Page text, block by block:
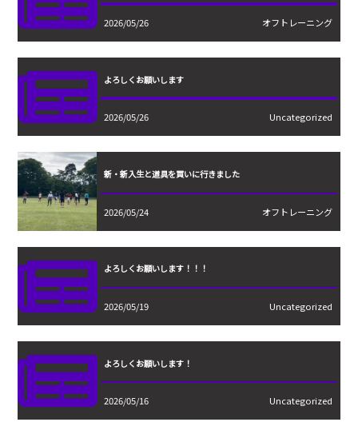
2026/05/26 オフトレーニング
よろしくお願いします
2026/05/26 Uncategorized
新・新入生と道具を買いに行きました
2026/05/24 オフトレーニング
よろしくお願いします！！！
2026/05/19 Uncategorized
よろしくお願いします！
2026/05/16 Uncategorized